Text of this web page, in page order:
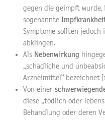
gegen die geimpft
sogenannte
Symptome sollten jedoch
abklingen.
Als Nebenwirkung
„schädliche und
Arzneimittel“ bezeichnet
Von einer
diese „tödlich oder
Behandlung oder deren